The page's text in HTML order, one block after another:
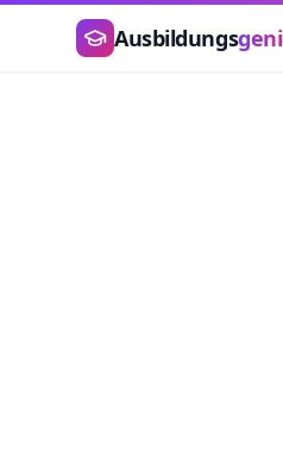
Zum Hauptinhalt springen
Ausbildungs